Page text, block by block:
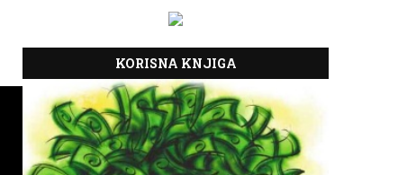
KORISNA KNJIGA